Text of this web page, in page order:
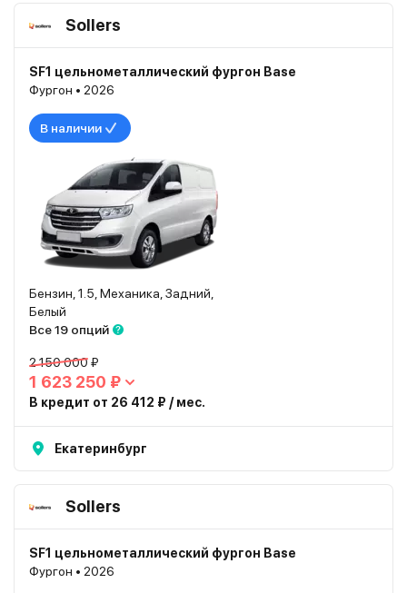
Sollers
SF1 цельнометаллический фургон Base
Фургон • 2026
В наличии
Бензин, 1.5, Механика, Задний,
Белый
Все 19 опций
2 150 000 ₽
1 623 250 ₽
В кредит от 26 412 ₽ / мес.
Екатеринбург
Sollers
SF1 цельнометаллический фургон Base
Фургон • 2026